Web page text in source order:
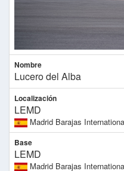
Nombre
Lucero del Alba
Localización
LEMD
Madrid Barajas
Base
LEMD
Madrid Barajas